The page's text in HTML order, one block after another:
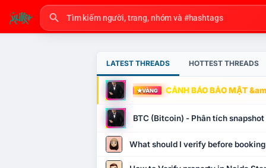
LATEST THREADS HOTTEST THREADS
VÀNG CẢNH BÁO BẢO MẬT
BTC (Bitcoin) - Phân tích
What should I verify before